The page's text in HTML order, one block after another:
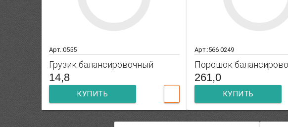
Арт.:0555
Грузик балансировочный
14,8
КУПИТЬ
Арт.:566 0249
Порошок
261,0
КУПИТЬ